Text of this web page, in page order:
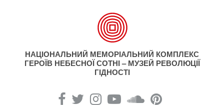
НАЦІОНАЛЬНИЙ МЕМОРІАЛЬНИЙ КОМПЛЕКС
ГЕРОЇВ НЕБЕСНОЇ СОТНІ – МУЗЕЙ РЕВОЛЮЦІЇ
ГІДНОСТІ